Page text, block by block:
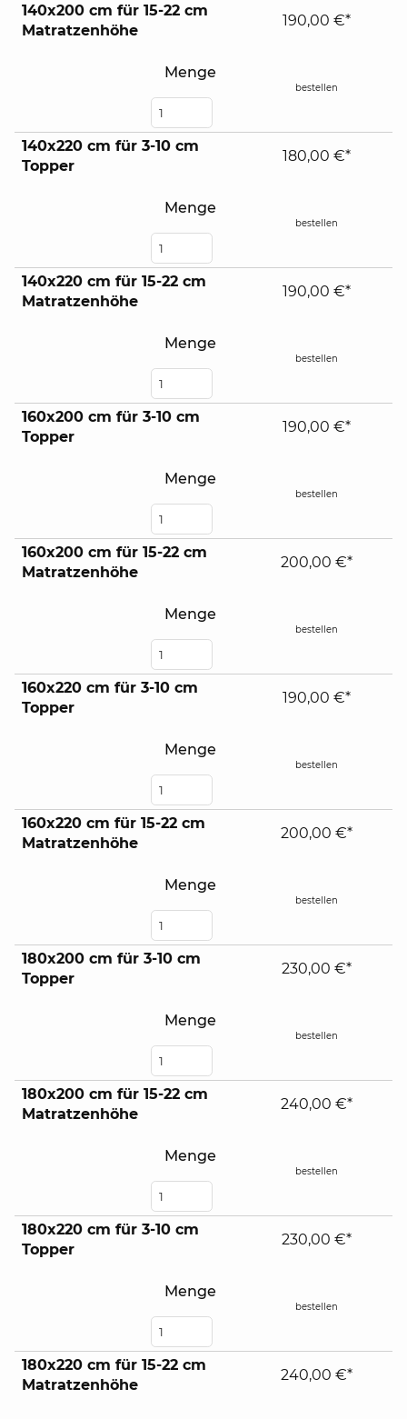
140x200 cm für 15-22 cm
Matratzenhöhe
Menge
190,00 €*
bestellen
140x220 cm für 3-10 cm
Topper
Menge
180,00 €*
bestellen
140x220 cm für 15-22 cm
Matratzenhöhe
Menge
190,00 €*
bestellen
160x200 cm für 3-10 cm
Topper
Menge
190,00 €*
bestellen
160x200 cm für 15-22 cm
Matratzenhöhe
Menge
200,00 €*
bestellen
160x220 cm für 3-10 cm
Topper
Menge
190,00 €*
bestellen
160x220 cm für 15-22 cm
Matratzenhöhe
Menge
200,00 €*
bestellen
180x200 cm für 3-10 cm
Topper
Menge
230,00 €*
bestellen
180x200 cm für 15-22 cm
Matratzenhöhe
Menge
240,00 €*
bestellen
180x220 cm für 3-10 cm
Topper
Menge
230,00 €*
bestellen
180x220 cm für 15-22 cm
Matratzenhöhe
240,00 €*